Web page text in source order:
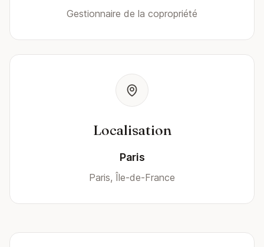
Gestionnaire de la copropriété
Localisation
Paris
Paris, Île-de-France